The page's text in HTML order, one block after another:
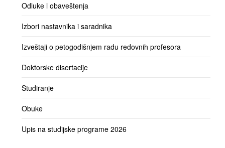
Odluke i obaveštenja
Izbori nastavnika i saradnika
Izveštaji o petogodišnjem radu redovnih profesora
Doktorske disertacije
Studiranje
Obuke
Upis na studijske programe 2026